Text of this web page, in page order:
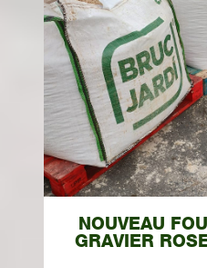
NOUVEAU
GRAVIER